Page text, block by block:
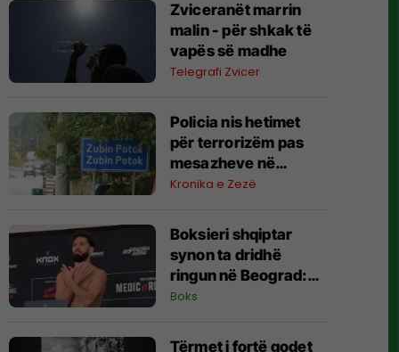
Zviceranët marrin
malin - për shkak të
vapës së madhe
Telegrafi Zvicer
Policia nis hetimet
për terrorizëm pas
mesazheve në
Zubin-Potok
Kronika e Zezë
Boksieri shqiptar
synon ta dridhë
ringun në Beograd:
Jam gati, Zoti e
Boks
Tërmet i fortë godet